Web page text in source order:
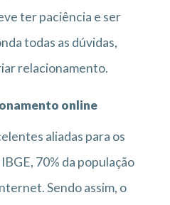
ter paciência e ser
todas as dúvidas,
relacionamento.
online
aliadas para os
70% da população
Sendo assim, o